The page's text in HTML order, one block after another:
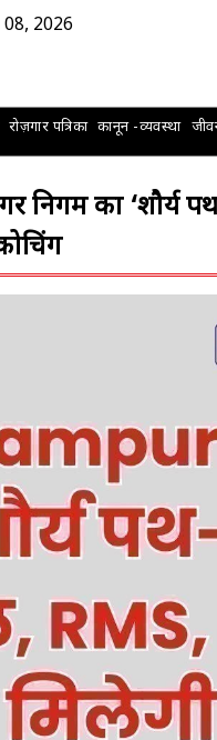
2026
रोज़गार पत्रिका कानून -व्यवस्था
निगम का